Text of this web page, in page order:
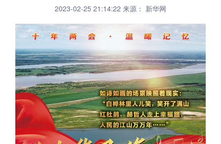
全球连线
科技 科创 量子 体育
文化 书画 健康 军事
访谈 视频 图片 政务
法律 中央文件 金融 汽车
食品 人居 信息化 数字经济
学术中国 乡村振兴 银龄 溯源中国
2023-02-25 21:14:22 来源： 新华网